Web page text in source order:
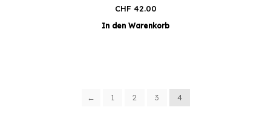
CHF 42.00
In den Warenkorb
← 1 2 3 4